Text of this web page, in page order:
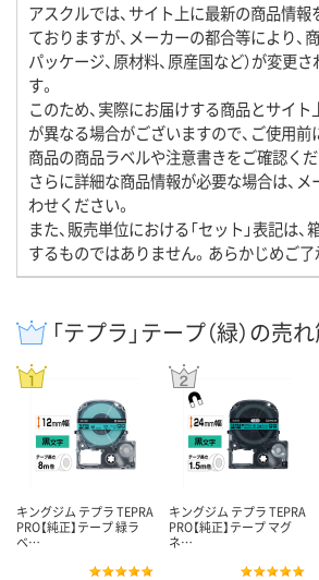
アスクルでは、サイト上に最新の商品情
ておりますが、メーカーの都合等により、商
パッケージ、原材料、原産国など）が変更
す。
このため、実際にお届けする商品とサイ
が異なる場合がございますので、ご使用
商品の商品ラベルや注意書きをご確認くだ
さらに詳細な商品情報が必要な場合は、
わせください。
また、販売単位における「セット」表記は
するものではありません。あらかじめご了
「テプラ」テープ（緑）の売
キングジム テプラ TEPRA
PRO【純正】テープ 緑ラ
ベ…
キングジム テプラ TEPRA
PRO【純正】テープ マグ
ネ…